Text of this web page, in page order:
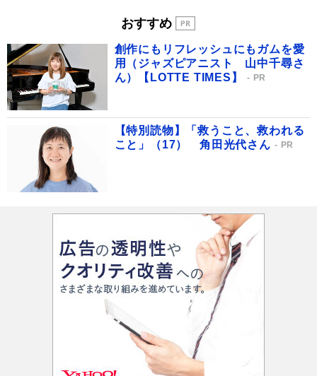
おすすめ
創作にもリフレッシュにもガムを愛
用（ジャズピアニスト 山中千尋さ
ん）【LOTTE TIMES】
PR
【特別読物】「救うこと、救われる
こと」（17） 角田光代さん
PR